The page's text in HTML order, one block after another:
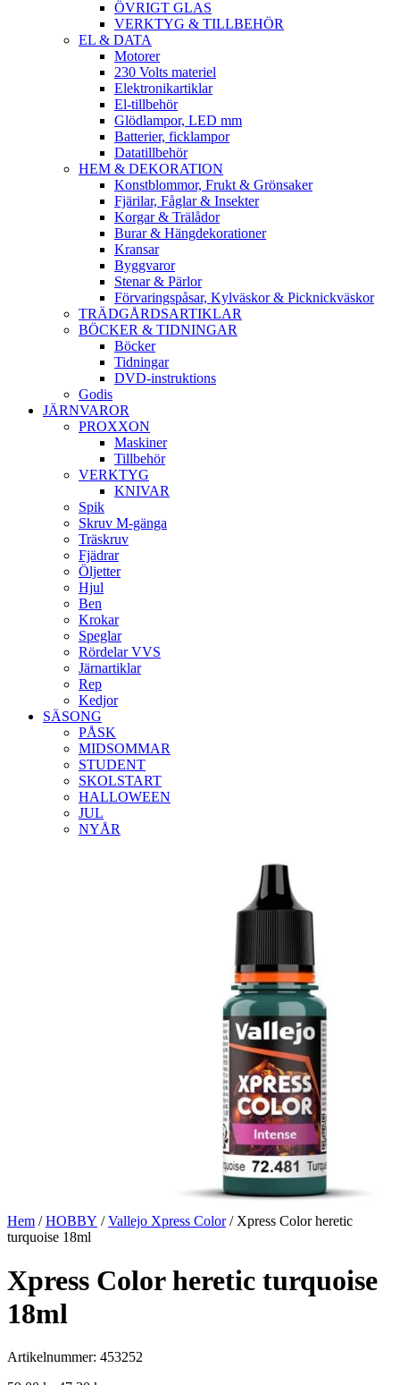
ÖVRIGT GLAS
VERKTYG & TILLBEHÖR
EL & DATA
Motorer
230 Volts materiel
Elektronikartiklar
El-tillbehör
Glödlampor, LED mm
Batterier, ficklampor
Datatillbehör
HEM & DEKORATION
Konstblommor, Frukt & Grönsaker
Fjärilar, Fåglar & Insekter
Korgar & Trälådor
Burar & Hängdekorationer
Kransar
Byggvaror
Stenar & Pärlor
Förvaringspåsar, Kylväskor & Picknickväskor
TRÄDGÅRDSARTIKLAR
BÖCKER & TIDNINGAR
Böcker
Tidningar
DVD-instruktions
Godis
JÄRNVAROR
PROXXON
Maskiner
Tillbehör
VERKTYG
KNIVAR
Spik
Skruv M-gänga
Träskruv
Fjädrar
Öljetter
Hjul
Ben
Krokar
Speglar
Rördelar VVS
Järnartiklar
Rep
Kedjor
SÄSONG
PÅSK
MIDSOMMAR
STUDENT
SKOLSTART
HALLOWEEN
JUL
NYÅR
Hem /HOBBY /Vallejo Xpress Color/ Xpress Color heretic
turquoise 18ml
Xpress Color heretic turquoise
18ml
Artikelnummer: 453252